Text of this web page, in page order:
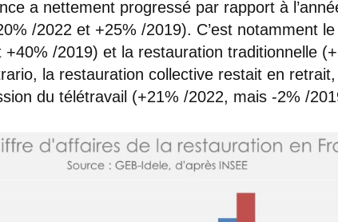
a nettement progressé par rapport à
/2022 et +25% /2019). C’est notamment
+40% /2019) et la restauration traditionnelle
la restauration collective restait en
du télétravail (+21% /2022, mais -2% /